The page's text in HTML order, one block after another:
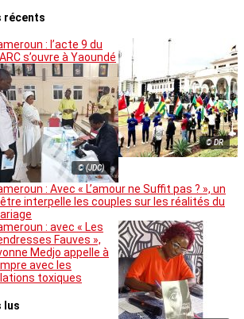
récents
© DR
: l’acte 9 du
s’ouvre à Yaoundé
© (JDC)
: Avec « L’amour ne Suffit pas ? », un
interpelle les couples sur les réalités du
: avec « Les
Fauves »,
Medjo appelle à
avec les
toxiques
lus